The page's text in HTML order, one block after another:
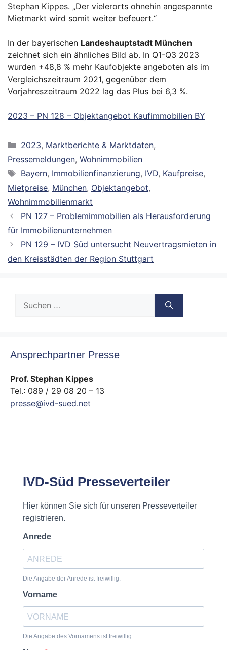
Stephan Kippes. „Der vielerorts ohnehin angespannte
Mietmarkt wird somit weiter befeuert.“
In der bayerischen Landeshauptstadt München
zeichnet sich ein ähnliches Bild ab. In Q1-Q3 2023
wurden +48,8 % mehr Kaufobjekte angeboten als im
Vergleichszeitraum 2021, gegenüber dem
Vorjahreszeitraum 2022 lag das Plus bei 6,3 %.
2023 – PN 128 – Objektangebot Kaufimmobilien BY
Kategorien
2023, Marktberichte & Marktdaten,
Pressemeldungen, Wohnimmobilien
Schlagwörter
Bayern, Immobilienfinanzierung, IVD, Kaufpreise,
Mietpreise, München, Objektangebot,
Wohnimmobilienmarkt
PN 127 – Problemimmobilien als Herausforderung
für Immobilienunternehmen
PN 129 – IVD Süd untersucht Neuvertragsmieten in
den Kreisstädten der Region Stuttgart
nach:
Ansprechpartner Presse
Prof. Stephan Kippes
Tel.: 089 / 29 08 20 – 13
presse@ivd-sued.net